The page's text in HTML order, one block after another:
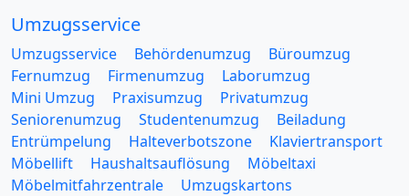
Umzugsservice
Umzugsservice Behördenumzug
Büroumzug
Fernumzug
Firmenumzug
Laborumzug
Mini Umzug
Praxisumzug
Privatumzug
Seniorenumzug
Studentenumzug
Beiladung
Entrümpelung
Halteverbotszone
Klaviertransport
Möbellift
Haushaltsauflösung
Möbeltaxi
Möbelmitfahrzentrale
Umzugskartons